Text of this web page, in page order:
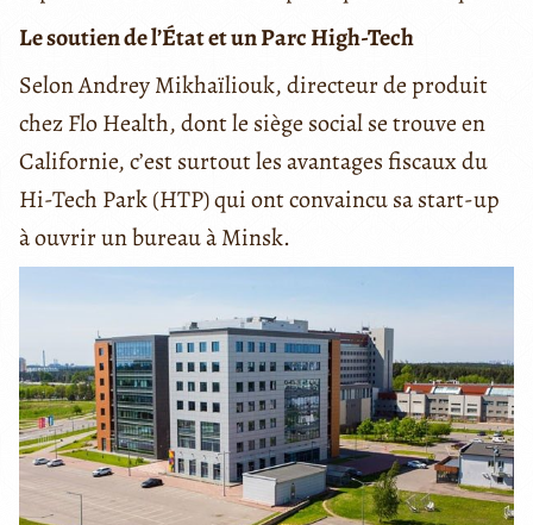
Le soutien de l’État et un Parc High-Tech
Selon Andrey Mikhaïliouk, directeur de produit
chez Flo Health, dont le siège social se trouve en
Californie, c’est surtout les avantages fiscaux du
Hi-Tech Park (HTP) qui ont convaincu sa start-up
à ouvrir un bureau à Minsk.